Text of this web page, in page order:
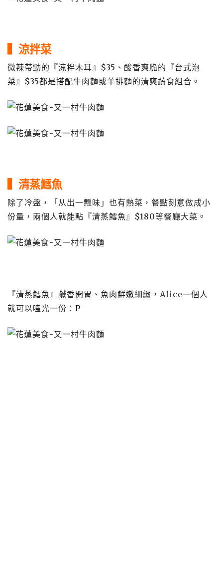
▍涼拌菜
微辣帶勁的『涼拌木耳』$35、酸香爽脆的『台式泡
菜』$35都是搭配牛肉麵或羊排麵的清爽蔬食組合。
▍清蒸鱈魚
除了冷盤，「从出一瓢味」也有熱菜，餐點刻意做成小
份量，兩個人就能點『清蒸鱈魚』$180等餐廳大菜。
『清蒸鱈魚』鹹香開胃、魚肉鮮嫩細緻，Alice一個人
就可以嗑光一份：P